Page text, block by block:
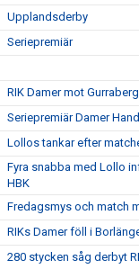
Upplandsderby
Seriepremiär
RIK Damer mot
Seriepremiär Damer
Lollos tankar efter
Fyra snabba med Lollo
HBK
Fredagsmys och match
RIKs Damer föll i
280 stycken såg derbyt